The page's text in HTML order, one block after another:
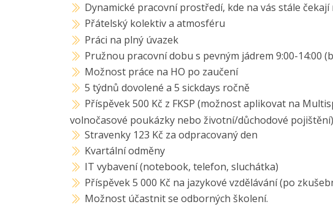
Dynamické pracovní prostředí, kde na vás stále čekají
Přátelský kolektiv a atmosféru
Práci na plný úvazek
Pružnou pracovní dobu s pevným jádrem 9:00-14:00
Možnost práce na HO po zaučení
5 týdnů dovolené a 5 sickdays ročně
Příspěvek 500 Kč z FKSP (možnost aplikovat na
volnočasové poukázky nebo životní/důchodové pojištění)
Stravenky 123 Kč za odpracovaný den
Kvartální odměny
IT vybavení (notebook, telefon, sluchátka)
Příspěvek 5 000 Kč na jazykové vzdělávání (po
Možnost účastnit se odborných školení.